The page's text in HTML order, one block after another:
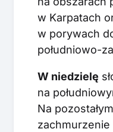
w Karpatach
w porywach
południowo-
W niedzielę
na
Na